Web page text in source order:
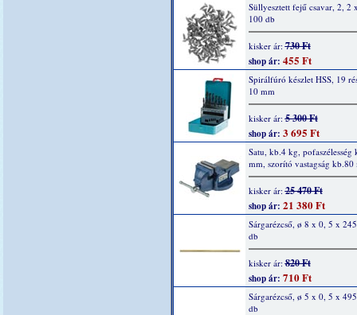
Süllyesztett fejű csavar, 2, 2
100 db
kisker ár:730 Ft
shop ár: 455 Ft
Spirálfúró készlet HSS, 19
10 mm
kisker ár:5 300 Ft
shop ár: 3 695 Ft
Satu, kb.4 kg, pofaszélesség
mm, szorító vastagság kb.80
kisker ár:25 470 Ft
shop ár: 21 380 Ft
Sárgarézcső, ø 8 x 0, 5 x
db
kisker ár:820 Ft
shop ár: 710 Ft
Sárgarézcső, ø 5 x 0, 5 x
db